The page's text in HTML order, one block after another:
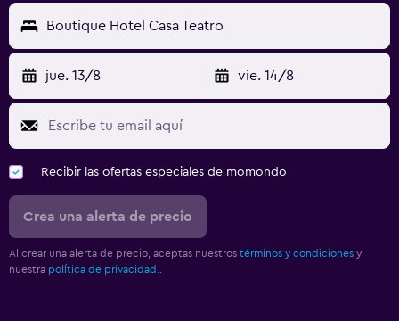
Boutique Hotel Casa Teatro
jue. 13/8 vie. 14/8
Recibir las ofertas especiales de momondo
Crea una alerta de precio
Al crear una alerta de precio, aceptas nuestros términos y condiciones y
nuestra política de privacidad.